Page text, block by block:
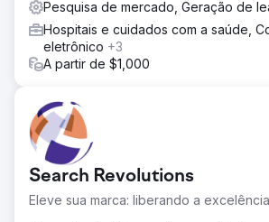
comunicações e a base de membros da
Anchour identificou áreas-chave de
entregaram ativos como diretrizes de
de mídia social, campanhas de e-mail
integrou à equipe da Walden, usando o
ferramentas de gerenciamento de
execução perfeita.
Resultado
O trabalho da Anchour gerou resultados
com a Walden alcançando seu primeiro
Pesquisa de mercado, Geração de
Hospitais e cuidados com a saúde,
eletrônico +3
A partir de $1,000
Search Revolutions
Eleve sua marca: liberando a